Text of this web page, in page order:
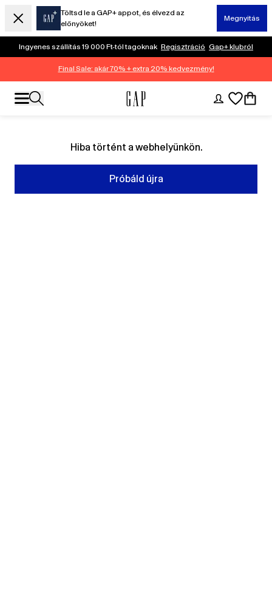
Töltsd le a GAP+ appot, és élvezd az
előnyöket!
Megnyitás
Ingyenes szállítás 19 000 Ft-tól tagoknak Regisztráció Gap+ klubról
Final Sale: akár 70% + extra 20% kedvezmény!
Hiba történt a webhelyünkön.
Próbáld újra